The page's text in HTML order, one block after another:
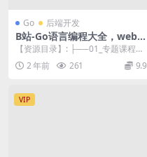
Go 后端开发
B站-Go语言编程大全，web微
服务数据库十大专题精讲
【资源目录】: ├──01_专题课程介
绍.mp4 4.21M ├──02_0-g...
2 年前 261 9.9
VIP